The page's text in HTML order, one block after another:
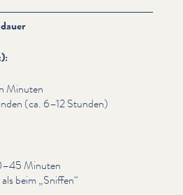
Minuten
(ca. 6–12 Stunden)
Minuten
beim „Sniffen“